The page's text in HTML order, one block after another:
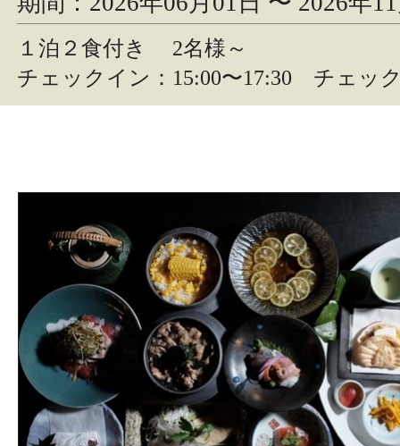
１泊２食付き
2名様～
チェックイン：15:00〜17:30 チェッ